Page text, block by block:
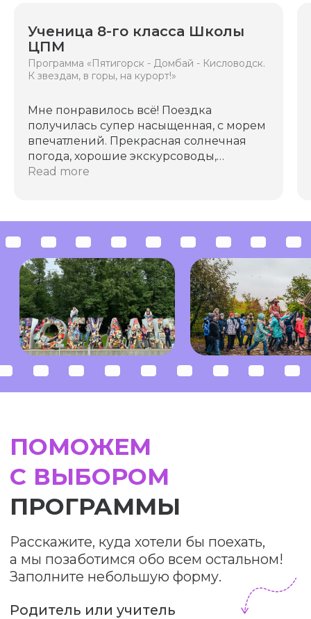
Ученица 8-го класса Школы
ЦПМ
Программа «Пятигорск - Домбай - Кисловодск.
К звездам, в горы, на курорт!»
Мне понравилось всё! Поездка
получилась супер насыщенная, с морем
впечатлений. Прекрасная солнечная
погода, хорошие экскурсоводы,
комфортная машина! Всё было на
как по мне тоже выдалась удачной,
несмотря на усталость. В Кисловодске
как будто попадаешь в кино. Центр
превосходен! Очень гармонично -
природа и люди, дома, магазины. Всё
как-то по-домашнему. Люди живут
размеренной, спокойной жизнью.
Никто никуда не бежит, не спешит.
Много пожилых пар, приехавших
Анастасии Сергеевне за выдержку,
истории! Надеюсь, что такие поездки
Read more
Или свяжитесь с нами напрямую
+7 (903) 537-66-77
Написать в Telegram
Написать в WhatsApp
Мы на Tripster
Проект Chexov Travel стал
победителем конкурса
туристических стартапов
Moscow Travel Hub 2020
Комитета по туризму Москвы